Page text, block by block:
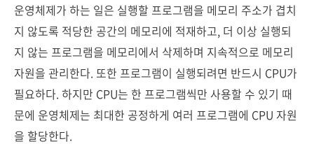
운영체제가 하는 일은 실행할 프로그램을 메모리 주소가 겹치
지 않도록 적당한 공간의 메모리에 적재하고, 더 이상 실행되
지 않는 프로그램을 메모리에서 삭제하며 지속적으로 메모리
자원을 관리한다. 또한 프로그램이 실행되려면 반드시 CPU가
필요하다. 하지만 CPU는 한 프로그램씩만 사용할 수 있기 때
문에 운영체제는 최대한 공정하게 여러 프로그램에 CPU 자원
을 할당한다.